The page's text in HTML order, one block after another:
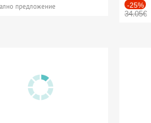
предложение -25%
34.05€